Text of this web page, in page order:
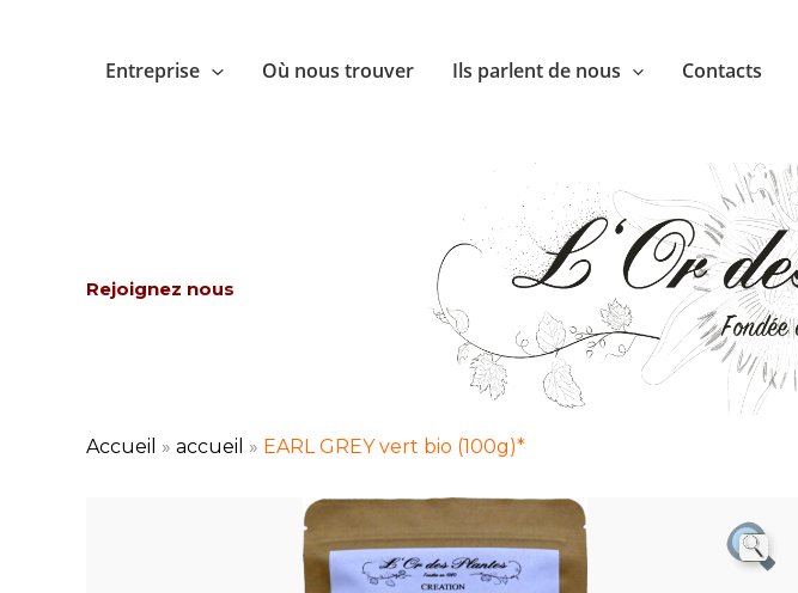
Entreprise Où nous trouver Ils parlent de nous Contacts
Rejoignez nous
Accueil » accueil » EARL GREY vert bio (100g)*